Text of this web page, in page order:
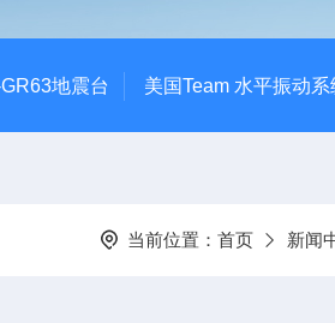
地震台 美国Team 水平振动系
当前位置： 首页 新闻